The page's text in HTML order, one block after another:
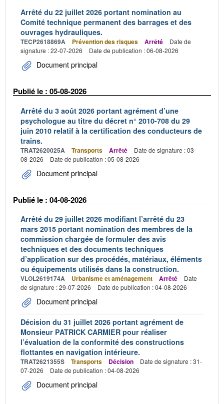
Arrêté du 22 juillet 2026 portant nomination au
Comité technique permanent des barrages et des
ouvrages hydrauliques.
TECP2618869A Prévention des risques Arrêté
Date de
signature : 22-07-2026
Date de publication : 06-08-2026
Document principal
Publié le : 05-08-2026
Arrêté du 3 août 2026 portant agrément d’une
psychologue au titre du décret n° 2010-708 du 29
juin 2010 relatif à la certification des conducteurs de
trains.
TRAT2620025A Transports Arrêté
Date de signature : 03-
08-2026
Date de publication : 05-08-2026
Document principal
Publié le : 04-08-2026
Arrêté du 29 juillet 2026 modifiant l’arrêté du 23
mars 2015 portant nomination des membres de la
commission chargée de formuler des avis
techniques et des documents techniques
d’application sur des procédés, matériaux, éléments
ou équipements utilisés dans la construction.
VLOL2619174A Urbanisme et aménagement Arrêté
Date
de signature : 29-07-2026
Date de publication : 04-08-2026
Document principal
Décision du 31 juillet 2026 portant agrément de
Monsieur PATRICK CARMIER pour réaliser
l’évaluation de la conformité des constructions
flottantes en navigation intérieure.
TRAT2621355S Transports Décision
Date de signature : 31-
07-2026
Date de publication : 04-08-2026
Document principal